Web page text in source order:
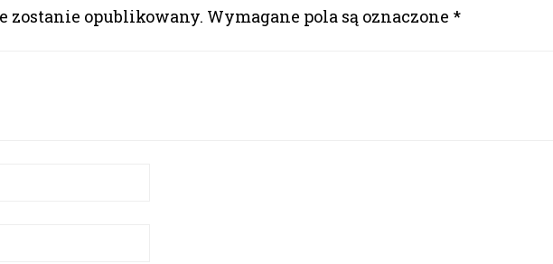
zostanie opublikowany. Wymagane pola są oznaczone *